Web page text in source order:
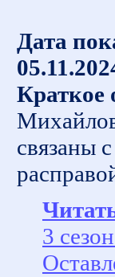
Дата
Краткое
связаны
3